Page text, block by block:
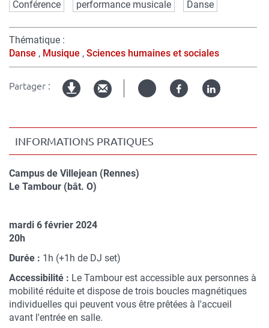
clés
Conférence performance musicale Danse
Thématique
Danse
Musique Sciences humaines et sociales
Partager : Twitter FacebookLinked
INFORMATIONS PRATIQUES
Campus de Villejean (Rennes)
Compléments
Le Tambour (bât. O)
mardi 6 février 2024
Complément
date
20h
Durée : 1h (+1h de DJ set)
Accessibilité : Le Tambour est accessible aux personnes à
mobilité réduite et dispose de trois boucles magnétiques
individuelles qui peuvent vous être prêtées à l'accueil
avant l'entrée en salle.